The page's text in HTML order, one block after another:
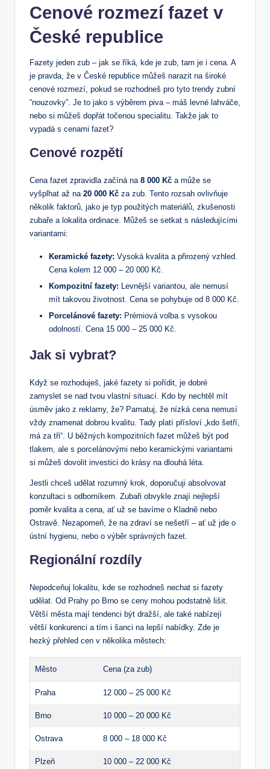
Cenové rozmezí fazet v
České republice
Fazety jeden zub – jak se říká, kde je zub, tam je i cena. A
je pravda, že v České republice můžeš narazit na široké
cenové rozmezí, pokud se rozhodneš pro tyto trendy zubní
“nouzovky”. Je to jako s výběrem piva – máš levné lahváče,
nebo si můžeš dopřát točenou specialitu. Takže jak to
vypadá s cenami fazet?
Cenové rozpětí
Cena fazet zpravidla začíná na 8 000 Kč a může se
vyšplhat až na 20 000 Kč za zub. Tento rozsah ovlivňuje
několik faktorů, jako je typ použitých materiálů, zkušenosti
zubaře a lokalita ordinace. Můžeš se setkat s následujícími
variantami:
Keramické fazety: Vysoká kvalita a přirozený vzhled.
Cena kolem 12 000 – 20 000 Kč.
Kompozitní fazety: Levnější variantou, ale nemusí
mít takovou životnost. Cena se pohybuje od 8 000 Kč.
Porcelánové fazety: Prémiová volba s vysokou
odolností. Cena 15 000 – 25 000 Kč.
Jak si vybrat?
Když se rozhoduješ, jaké fazety si pořídit, je dobré
zamyslet se nad tvou vlastní situací. Kdo by nechtěl mít
úsměv jako z reklamy, že? Pamatuj, že nízká cena nemusí
vždy znamenat dobrou kvalitu. Tady platí přísloví „kdo šetří,
má za tři“. U běžných kompozitních fazet můžeš být pod
tlakem, ale s porcelánovými nebo keramickými variantami
si můžeš dovolit investici do krásy na dlouhá léta.
Jestli chceš udělat rozumný krok, doporučuji absolvovat
konzultaci s odborníkem. Zubaři obvykle znají nejlepší
poměr kvalita a cena, ať už se bavíme o Kladně nebo
Ostravě. Nezapomeň, že na zdraví se nešetří – ať už jde o
ústní hygienu, nebo o výběr správných fazet.
Regionální rozdíly
Nepodceňuj lokalitu, kde se rozhodneš nechat si fazety
udělat. Od Prahy po Brno se ceny mohou podstatně lišit.
Větší města mají tendenci být dražší, ale také nabízejí
větší konkurenci a tím i šanci na lepší nabídky. Zde je
hezký přehled cen v několika městech:
Město Cena (za zub)
Praha 12 000 – 25 000 Kč
Brno 10 000 – 20 000 Kč
Ostrava 8 000 – 18 000 Kč
Plzeň 10 000 – 22 000 Kč